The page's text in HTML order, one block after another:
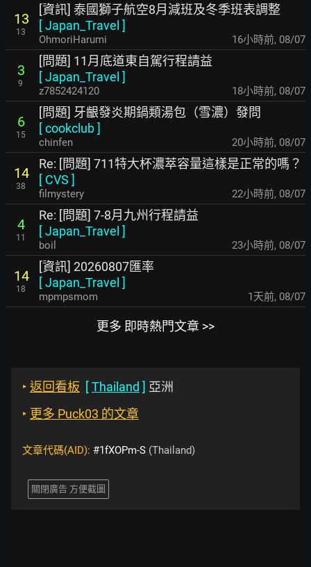
13
13
[資訊] 泰國獅子航空8月減班及冬季班表調整
[Japan_Travel ]
OhmoriHarumi 16小時前, 08/07
3
9
[問題] 11月底道東自駕行程請益
[Japan_Travel ]
z7852424120 18小時前, 08/07
6
15
[問題] 牙齦發炎期鍋類湯包（雪濃）發問
[cookclub]
chinfen 20小時前, 08/07
14
38
Re: [問題] 711特大杯濃萃容量這樣是正常的嗎？
[ CVS ]
filmystery 22小時前, 08/07
4
11
Re: [問題] 7-8月九州行程請益
[Japan_Travel ]
boil 23小時前, 08/07
14
18
[資訊] 20260807匯率
[Japan_Travel ]
mpmpsmom 1天前, 08/07
更多 即時熱門文章 >>
‣ 返回看板 [Thailand ] 亞洲
‣ 更多 Puck03 的文章
文章代碼(AID): #1fXOPm-S (Thailand)
關閉廣告 方便截圖